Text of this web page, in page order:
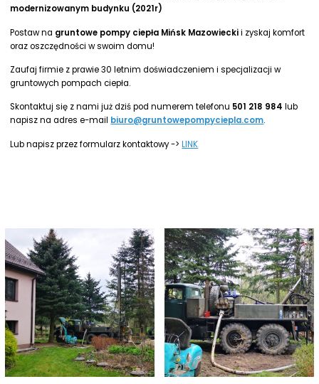
modernizowanym budynku (2021r)
Postaw na gruntowe pompy ciepła Mińsk Mazowieckii zyskaj komfort
oraz oszczędności w swoim domu!
Zaufaj firmie z prawie 30 letnim doświadczeniem i specjalizacji w
gruntowych pompach ciepła.
Skontaktuj się z nami już dziś pod numerem telefonu 501 218 984 lub
napisz na adres e-mail biuro@gruntowepompyciepla.com.
Lub napisz przez formularz kontaktowy ->LINK